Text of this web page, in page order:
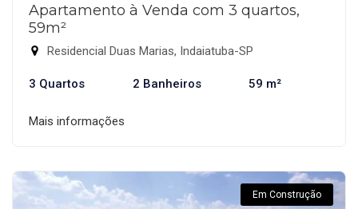
Apartamento à Venda com 3 quartos,
59m²
Residencial Duas Marias, Indaiatuba-SP
3 Quartos 2 Banheiros 59 m²
Mais informações
Em Construção